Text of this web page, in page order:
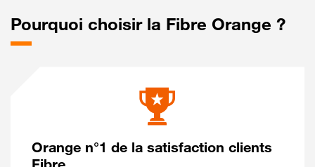
Pourquoi choisir la Fibre Orange ?
Orange n°1 de la satisfaction clients